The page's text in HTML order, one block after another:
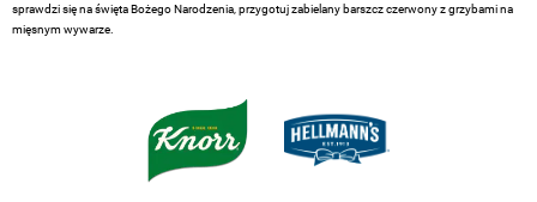
sprawdzi się na święta Bożego Narodzenia, przygotuj zabielany barszcz czerwony z grzybami na
mięsnym wywarze.